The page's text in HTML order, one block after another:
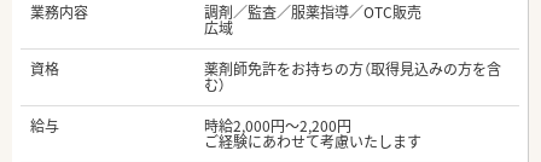
業務内容
調剤／監査／服薬指導／OTC販売
広域
資格
薬剤師免許をお持ちの方（取得見込みの方を含
む）
給与
時給2,000円～2,200円
ご経験にあわせて考慮いたします